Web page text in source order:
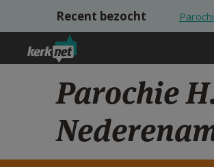
Overslaan en naar de inhoud gaan
Recent bezocht
Parochie